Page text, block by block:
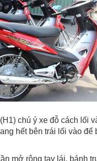
chú ý xe đỗ cách lối
hết bên trái lối vào để
mở rộng tay lái, bánh